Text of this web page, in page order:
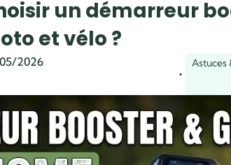
un démarreur
et vélo ?
2026
·
Astuces